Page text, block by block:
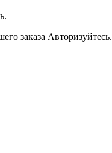
заказа Авторизуйтесь.